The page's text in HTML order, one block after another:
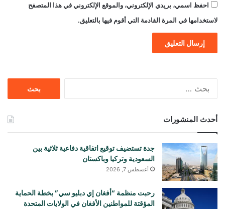
احفظ اسمي، بريدي الإلكتروني، والموقع الإلكتروني في هذا المتصفح
لاستخدامها في المرة القادمة التي أقوم فيها بالتعليق.
أحدث المنشورات
جدة تستضيف توقيع اتفاقية دفاعية ثلاثية بين
السعودية وتركيا وباكستان
أغسطس 7, 2026
رحبت منظمة “أفغان إي دبليو سي” بخطة الحماية
المؤقتة للمواطنين الأفغان في الولايات المتحدة